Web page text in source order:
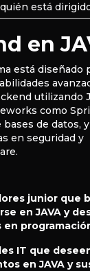
quién está
en
está diseñado
utilizando
como
de datos, y
en seguridad y
junior que
en JAVA y
en
IT que
en JAVA y